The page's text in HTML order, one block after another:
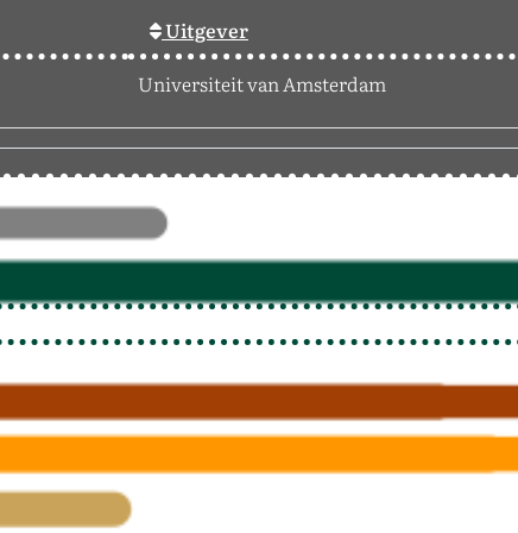
Uitgever
Universiteit van Amsterdam